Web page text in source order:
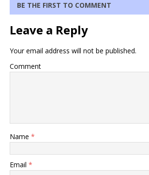
BE THE FIRST TO COMMENT
Leave a Reply
Your email address will not be published.
Comment
Name *
Email *